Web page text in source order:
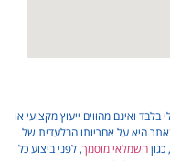
ואינם מהווים ייעוץ מקצועי או
היא על אחריותו הבלעדית של
חשמלאי מוסמך, לפני ביצוע כל